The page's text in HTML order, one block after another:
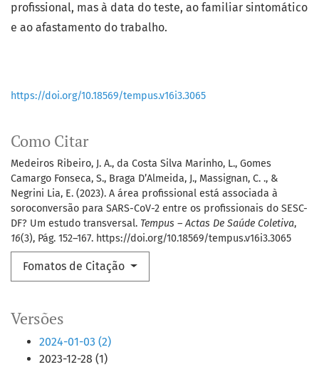
Versões
2024-01-03 (2)
2023-12-28 (1)
Como Citar
Medeiros Ribeiro, J. A., da Costa Silva Marinho, L., Gomes
Camargo Fonseca, S., Braga D’Almeida, J., Massignan, C. ., &
Negrini Lia, E. (2023). A área profissional está associada à
soroconversão para SARS-CoV-2 entre os profissionais do SESC-
DF? Um estudo transversal. Tempus – Actas De Saúde Coletiva,
16(3), Pág. 152–167. https://doi.org/10.18569/tempus.v16i3.3065
Fomatos de Citação
profissional, mas à data do teste, ao familiar sintomático
e ao afastamento do trabalho.
https://doi.org/10.18569/tempus.v16i3.3065